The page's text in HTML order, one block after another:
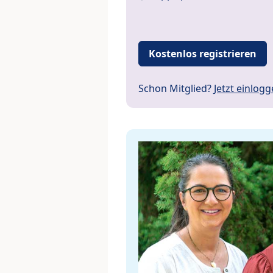
Kostenlos registrieren
Schon Mitglied? Jetzt